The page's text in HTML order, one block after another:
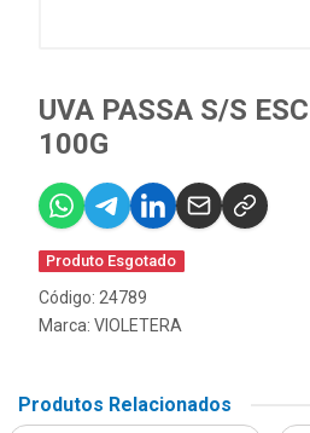
UVA PASSA S/S
100G
Produto Esgotado
Código: 24789
Marca: VIOLETERA
Produtos Relacionados